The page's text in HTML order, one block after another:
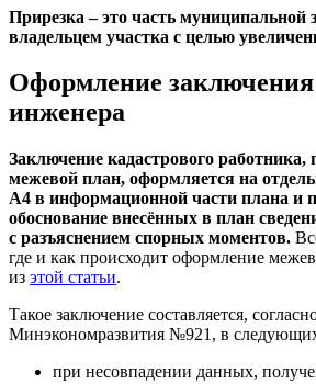
Прирезка – это часть
владельцем участка с целью
Оформление заключения
инженера
Заключение кадастрового работника,
межевой план, оформляется на
А4 в информационной части плана и
обоснование внесённых в план
с разъяснением спорных моментов.
где и как происходит оформление
из этой статьи.
Такое заключение составляется,
Минэкономразвития №921, в
при несовпадении данных,